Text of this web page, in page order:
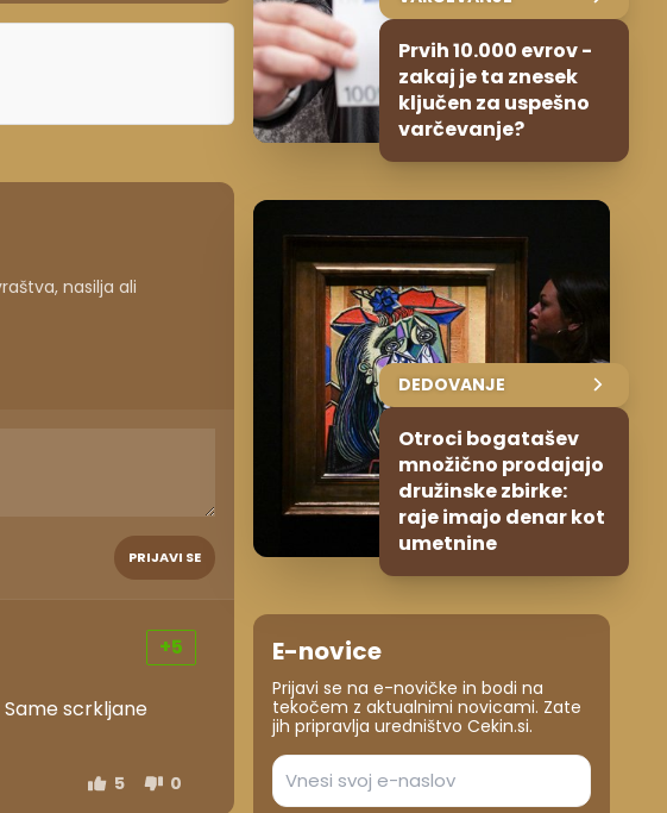
nasilja ali
PRIJAVI SE
+5
scrkljane
5 0
Prvih 10.000 evrov -
zakaj je ta znesek
ključen za uspešno
varčevanje?
DEDOVANJE
Otroci bogatašev
množično prodajajo
družinske zbirke:
raje imajo denar kot
umetnine
E-novice
Prijavi se na e-novičke in bodi na
tekočem z aktualnimi novicami. Zate
jih pripravlja uredništvo Cekin.si.